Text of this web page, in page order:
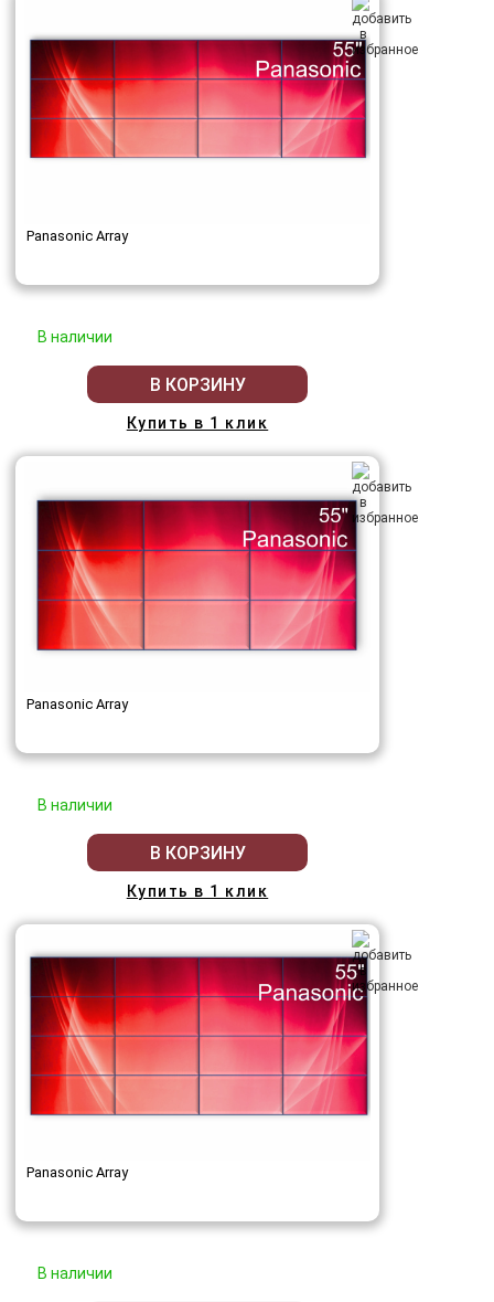
Panasonic Array
В наличии
В КОРЗИНУ
Купить в 1 клик
Panasonic Array
В наличии
В КОРЗИНУ
Купить в 1 клик
Panasonic Array
В наличии